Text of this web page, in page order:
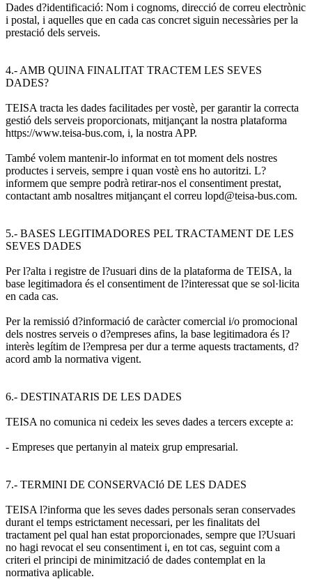
Dades d?identificació: Nom i cognoms, direcció de correu electrònic
i postal, i aquelles que en cada cas concret siguin necessàries per la
prestació dels serveis.
4.- AMB QUINA FINALITAT TRACTEM LES SEVES
DADES?
TEISA tracta les dades facilitades per vostè, per garantir la correcta
gestió dels serveis proporcionats, mitjançant la nostra plataforma
https://www.teisa-bus.com, i, la nostra APP.
També volem mantenir-lo informat en tot moment dels nostres
productes i serveis, sempre i quan vostè ens ho autoritzi. L?
informem que sempre podrà retirar-nos el consentiment prestat,
contactant amb nosaltres mitjançant el correu lopd@teisa-bus.com.
5.- BASES LEGITIMADORES PEL TRACTAMENT DE LES
SEVES DADES
Per l?alta i registre de l?usuari dins de la plataforma de TEISA, la
base legitimadora és el consentiment de l?interessat que se sol·licita
en cada cas.
Per la remissió d?informació de caràcter comercial i/o promocional
dels nostres serveis o d?empreses afins, la base legitimadora és l?
interès legítim de l?empresa per dur a terme aquests tractaments, d?
acord amb la normativa vigent.
6.- DESTINATARIS DE LES DADES
TEISA no comunica ni cedeix les seves dades a tercers excepte a:
- Empreses que pertanyin al mateix grup empresarial.
7.- TERMINI DE CONSERVACIó DE LES DADES
TEISA l?informa que les seves dades personals seran conservades
durant el temps estrictament necessari, per les finalitats del
tractament pel qual han estat proporcionades, sempre que l?Usuari
no hagi revocat el seu consentiment i, en tot cas, seguint com a
criteri el principi de minimització de dades contemplat en la
normativa aplicable.